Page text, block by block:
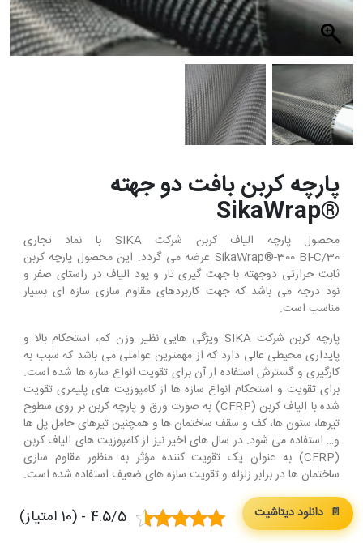
پارچه کربن بافت دو جهته
®SikaWrap
محصول پارچه الیاف کربن شرکت SIKA با نماد تجاری
SikaWrap®-300 BI-C/30 عرضه می گردد. این محصول پارچه کربن
ثابت حرارتی دوجهته با جهت گیری تار و پود الیاف در راستای صفر و
نود درجه می باشد که جهت کاربردهای مقاوم سازی سازه ای بسیار
مناسب است.
پارچه کربن شرکت SIKA ویژگی هایی نظیر وزن کم، استحکام بالا و
پایداری محیطی عالی دارد که از مهم­ترین عواملی می­ باشد که سبب به
کارگیری و گسترش استفاده از آن برای تقویت انواع سازه ها شده است.
برای تقویت و استحکام انواع سازه ­ها از کامپوزیت­ های پلیمری تقویت
شده با الیاف کربن (CFRP) به صورت ورق و پارچه کربن بر روی سطوح
تیرها، ستون­ ها، کف و سقف ساختمان­ ها و همچنین تیرهای حامل پل­ ها
و… استفاده می­ شود. در سال ­های اخیر نیز از کامپوزیت های الیاف کربن
(CFRP) به عنوان یک تقویت کننده مؤثر به منظور مقاوم سازی
ساختمان­ ها در برابر زلزله و تقویت سازه ­های ضعیف استفاده شده است.
📄 دانلود دیتاشیت
4.5/5 - (10 امتیاز)